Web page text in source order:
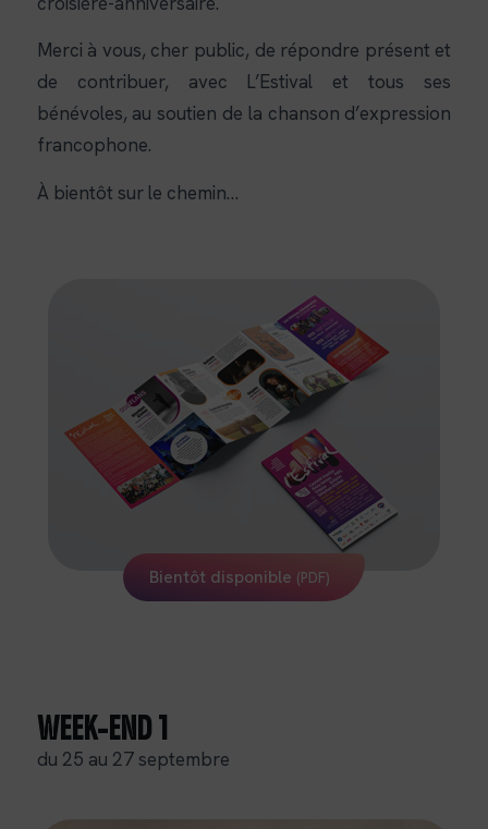
Merci à vous, cher public, de répondre présent et
de contribuer, avec L’Estival et tous ses
bénévoles, au soutien de la chanson d’expression
francophone.
À bientôt sur le chemin…
Bientôt disponible (PDF)
WEEK-END1
du 25 au 27 septembre